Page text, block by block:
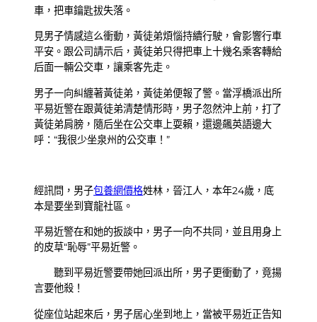
車，把車鑰匙拔失落。
見男子情感這么衝動，黃徒弟煩惱持續行駛，會影響行車
平安。跟公司請示后，黃徒弟只得把車上十幾名乘客轉給
后面一輛公交車，讓乘客先走。
男子一向糾纏著黃徒弟，黃徒弟便報了警。當浮橋派出所
平易近警在跟黃徒弟清楚情形時，男子忽然沖上前，打了
黃徒弟肩膀，隨后坐在公交車上耍賴，還邊飆英語邊大
呼：“我很少坐泉州的公交車！”
經訊問，男子包養網價格姓林，晉江人，本年24歲，底
本是要坐到寶龍社區。
平易近警在和她的扳談中，男子一向不共同，並且用身上
的皮草“恥辱”平易近警。
聽到平易近警要帶她回派出所，男子更衝動了，竟揚
言要他殺！
從座位站起來后，男子居心坐到地上，當被平易近正告知